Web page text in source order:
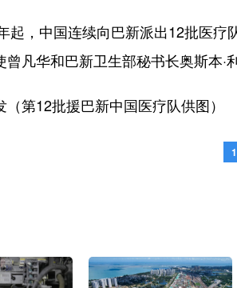
，中国连续向巴新派出12批医疗
曾凡华和巴新卫生部秘书长奥斯本·
第12批援巴新中国医疗队供图）
1